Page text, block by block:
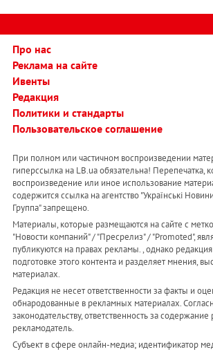
Про нас
Реклама на сайте
Ивенты
Редакция
Политики и стандарты
Пользовательское соглашение
При полном или частичном воспроизведении
гиперссылка на LB.ua обязательна! Перепечатка,
воспроизведение или иное использование
содержится ссылка на агентство "Українськi
Группа" запрещено.
Материалы, которые размещаются на сайте с
"Новости компаний" / "Пресрелиз" / "Promoted",
публикуются на правах рекламы. , однако редакция
подготовке этого контента и разделяет мнения,
материалах.
Редакция не несет ответственности за факты и
обнародованные в рекламных материалах.
законодательству, ответственность за
рекламодатель.
Субъект в сфере онлайн-медиа; идентификатор